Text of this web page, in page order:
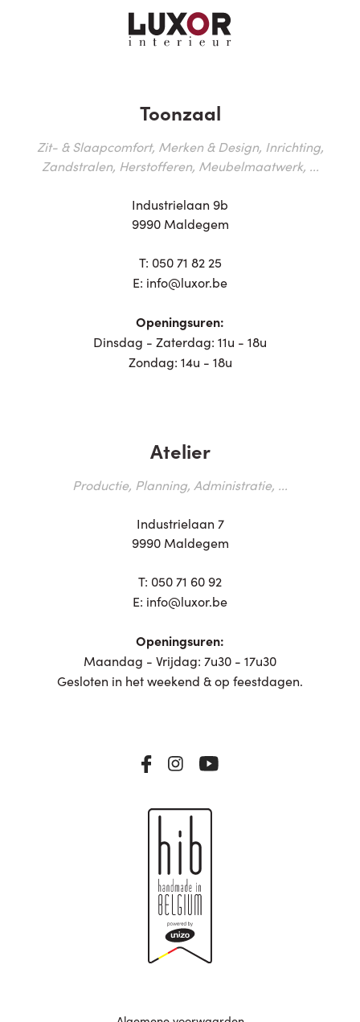
Toonzaal
Zit- & Slaapcomfort, Merken & Design, Inrichting,
Zandstralen, Herstofferen, Meubelmaatwerk, ...
Industrielaan 9b
9990 Maldegem
T: 050 71 82 25
E: info@luxor.be
Openingsuren:
Dinsdag - Zaterdag: 11u - 18u
Zondag: 14u - 18u
Atelier
Productie, Planning, Administratie, ...
Industrielaan 7
9990 Maldegem
T: 050 71 60 92
E: info@luxor.be
Openingsuren:
Maandag - Vrijdag: 7u30 - 17u30
Gesloten in het weekend & op feestdagen.